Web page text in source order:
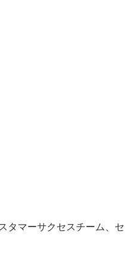
タマーサクセスチーム、セ